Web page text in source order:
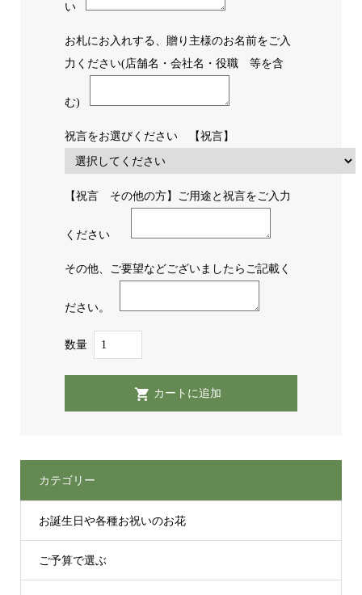
い
お札にお入れする、贈り主様のお名前をご入
力ください(店舗名・会社名・役職 等を含
む)
祝言をお選びください 【祝言】
【祝言 その他の方】ご用途と祝言をご入力
ください
その他、ご要望などございましたらご記載く
ださい。
数量
カテゴリー
お誕生日や各種お祝いのお花
ご予算で選ぶ